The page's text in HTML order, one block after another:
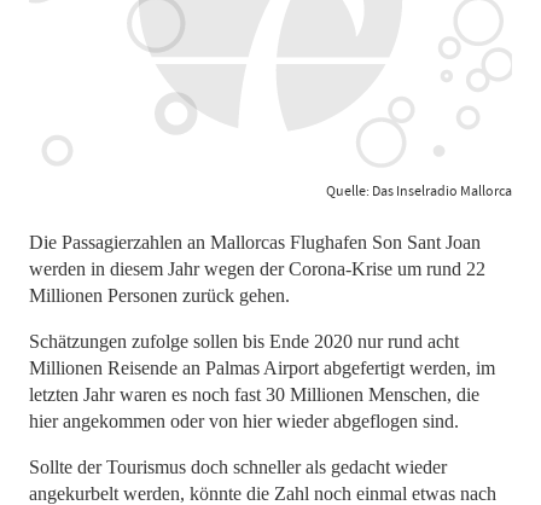
Quelle: Das Inselradio Mallorca
Die Passagierzahlen an Mallorcas Flughafen Son Sant Joan
werden in diesem Jahr wegen der Corona-Krise um rund 22
Millionen Personen zurück gehen.
Schätzungen zufolge sollen bis Ende 2020 nur rund acht
Millionen Reisende an Palmas Airport abgefertigt werden, im
letzten Jahr waren es noch fast 30 Millionen Menschen, die
hier angekommen oder von hier wieder abgeflogen sind.
Sollte der Tourismus doch schneller als gedacht wieder
angekurbelt werden, könnte die Zahl noch einmal etwas nach